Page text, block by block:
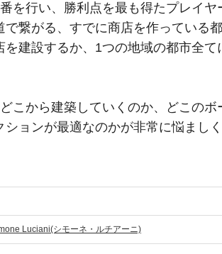
を行い、勝利点を最も得たプレイヤ
繋がる、すでに商店を作っている
建設するか、1つの地域の都市全
こから建築していくのか、どこの
ョンが最適なのかが非常に悩まし
Luciani(シモーネ・ルチアーニ)